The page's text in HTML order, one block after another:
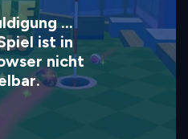
...
ist in
nicht